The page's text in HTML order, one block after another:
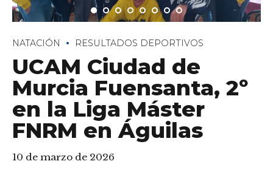
NATACIÓN RESULTADOS DEPORTIVOS
UCAM Ciudad de
Murcia Fuensanta, 2º